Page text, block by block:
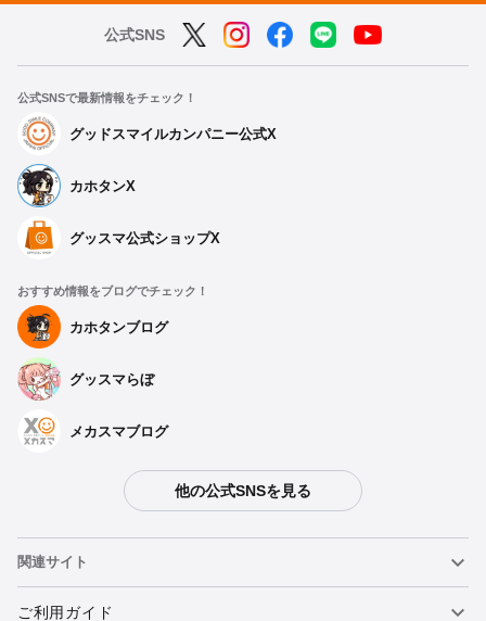
公式SNS
公式SNSで最新情報をチェック！
グッドスマイルカンパニー公式X
カホタンX
グッスマ公式ショップX
おすすめ情報をブログでチェック！
カホタンブログ
グッスマらぼ
メカスマブログ
他の公式SNSを見る
関連サイト
ねんどろいど
ご利用ガイド